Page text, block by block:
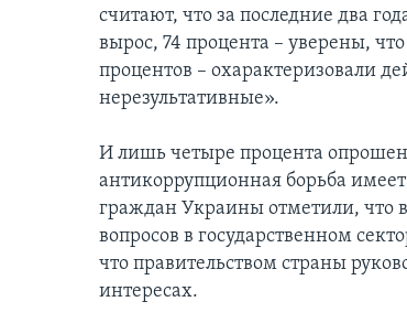
считают, что за последние два
вырос, 74 процента – уверены,
процентов – охарактеризовали
нерезультативные».
И лишь четыре процента
антикоррупционная борьба
граждан Украины отметили,
вопросов в государственном
что правительством страны
интересах.